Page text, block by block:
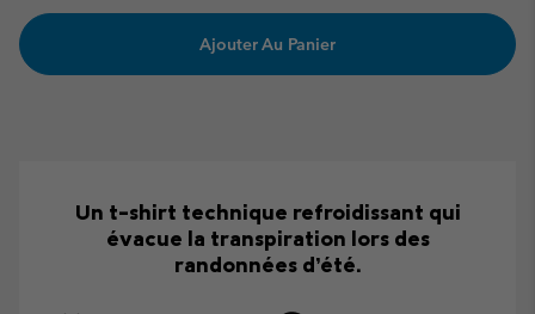
Ajouter Au Panier
Un t-shirt technique refroidissant qui
évacue la transpiration lors des
randonnées d’été.